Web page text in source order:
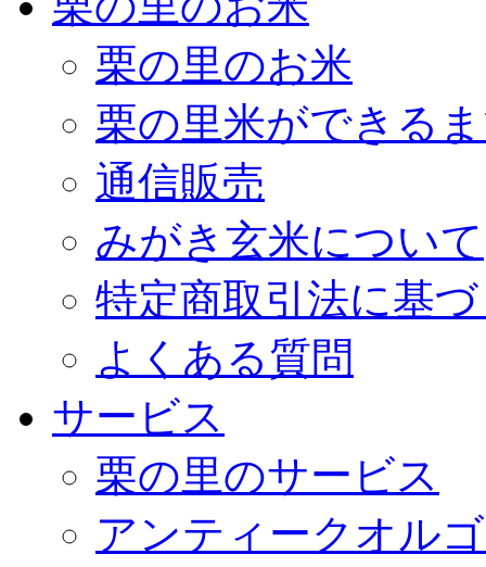
栗の里のお米
栗の里米ができる
通信販売
みがき玄米について
特定商取引法に基
よくある質問
サービス
栗の里のサービス
アンティークオル